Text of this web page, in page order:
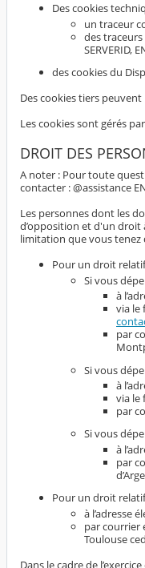
Des cookies
un traceur
des traceurs
SERVERID,
des cookies du
Des cookies tiers
Les cookies sont gérés
DROIT DES
A noter : Pour toute
contacter : @assistance
Les personnes dont les
d’opposition et d'un droit
limitation que vous tenez
Pour un droit
Si vous
à
via le
par
Si vous
à
via le
par
Si vous
à
par
Pour un droit
à l’adresse
par courrier
Toulouse
Dans le cadre de